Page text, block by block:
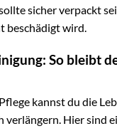
sicher verpackt
beschädigt wird.
So bleibt
kannst du die
verlängern. Hier sind